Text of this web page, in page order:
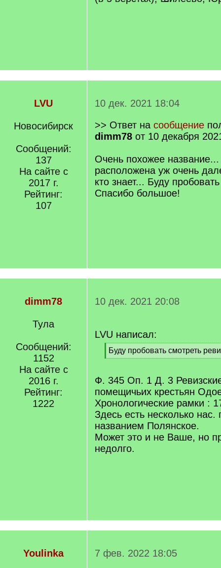
LVU
Новосибирск
Сообщений:
137
На сайте с
2017 г.
Рейтинг:
107
10 дек. 2021 18:04
>> Ответ на сообщение
dimm78 от 10 декабря
Очень похожее
расположена уж очень
кто знает... Буду
Спасибо большое!
dimm78
Тула
Сообщений:
1152
На сайте с
2016 г.
Рейтинг:
1222
10 дек. 2021 20:08
LVU написал:
[
q
Буду пробовать смотреть
[
q
]
Ф. 345 Оп. 1 Д. 3
помещичьих крестьян
Хронологические рамки :
Здесь есть несколько нас.
названием Полянское.
Может это и не Ваше, но
недолго.
Youlinka
7 фев. 2022 18:05